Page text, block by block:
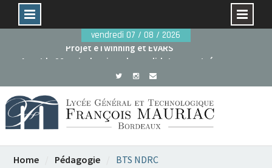
vendredi 07 / 08 / 2026
Avant le 29 mai : dossiers de candidature rentrée
Projet eTwinning et EVARS
Home Pédagogie BTS NDRC